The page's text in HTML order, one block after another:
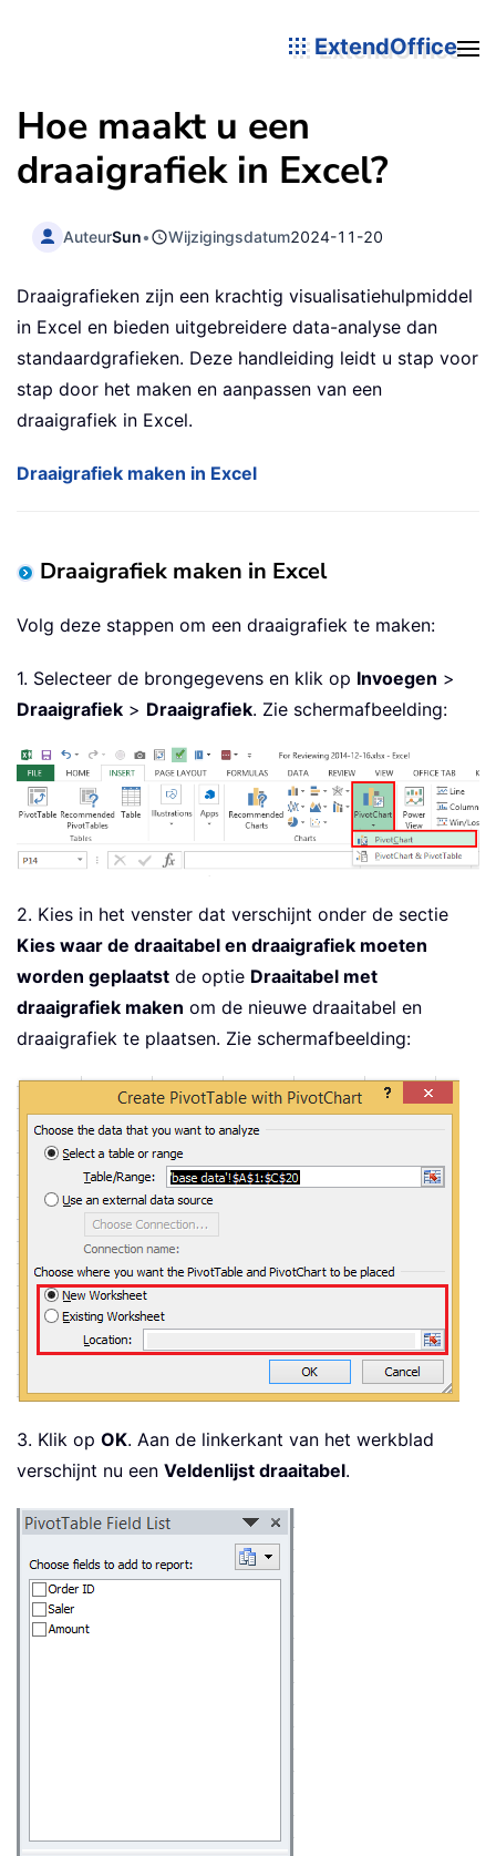
ExtendOffice
Hoe maakt u een
draaigrafiek in Excel?
AuteurSun• Wijzigingsdatum2024-11-20
Draaigrafieken zijn een krachtig visualisatiehulpmiddel
in Excel en bieden uitgebreidere data-analyse dan
standaardgrafieken. Deze handleiding leidt u stap voor
stap door het maken en aanpassen van een
draaigrafiek in Excel.
Draaigrafiek maken in Excel
Draaigrafiek maken in Excel
Volg deze stappen om een draaigrafiek te maken:
1. Selecteer de brongegevens en klik op Invoegen >
Draaigrafiek > Draaigrafiek. Zie schermafbeelding:
2. Kies in het venster dat verschijnt onder de sectie
Kies waar de draaitabel en draaigrafiek moeten
worden geplaatst de optie Draaitabel met
draaigrafiek maken om de nieuwe draaitabel en
draaigrafiek te plaatsen. Zie schermafbeelding:
3. Klik op OK. Aan de linkerkant van het werkblad
verschijnt nu een Veldenlijst draaitabel.